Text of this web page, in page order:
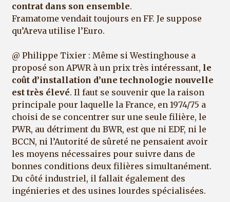
contrat dans son ensemble.
Framatome vendait toujours en FF. Je suppose
qu’Areva utilise l’Euro.
@ Philippe Tixier : Même si Westinghouse a
proposé son APWR à un prix très intéressant, le
coût d’installation d’une technologie nouvelle
est très élevé. Il faut se souvenir que la raison
principale pour laquelle la France, en 1974/75 a
choisi de se concentrer sur une seule filière, le
PWR, au détriment du BWR, est que ni EDF, ni le
BCCN, ni l’Autorité de sûreté ne pensaient avoir
les moyens nécessaires pour suivre dans de
bonnes conditions deux filières simultanément.
Du côté industriel, il fallait également des
ingénieries et des usines lourdes spécialisées.